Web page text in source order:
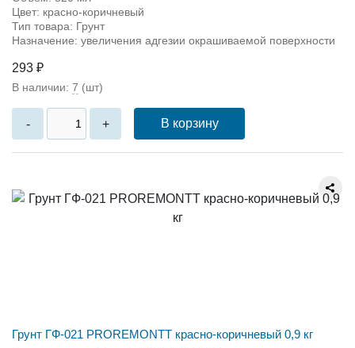
Цвет: красно-коричневый
Тип товара: Грунт
Назначение: увеличения адгезии окрашиваемой поверхности
293 ₽
В наличии: 7 (шт)
- + В корзину
Грунт ГФ-021 PROREMONTT красно-коричневый 0,9 кг